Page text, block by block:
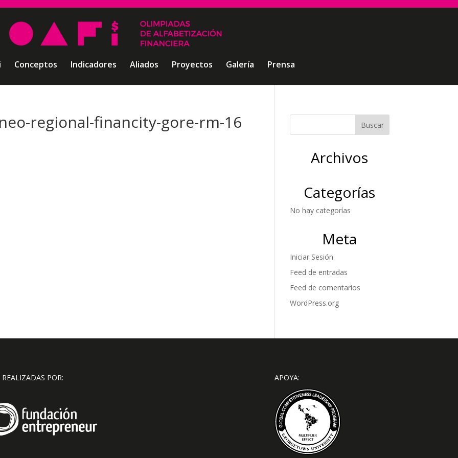
Conceptos Indicadores Aliados Proyectos Galería Prensa
regional-financity-gore-rm-16
Archivos
Categorías
No hay categorías
Meta
Iniciar Sesión
Feed de entradas
Feed de comentarios
WordPress.org
POR: APOYA: